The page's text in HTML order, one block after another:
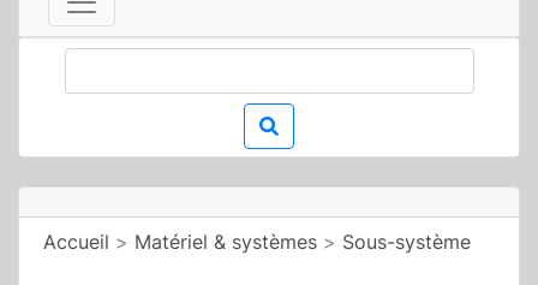
Accueil > Matériel & systèmes > Sous-système